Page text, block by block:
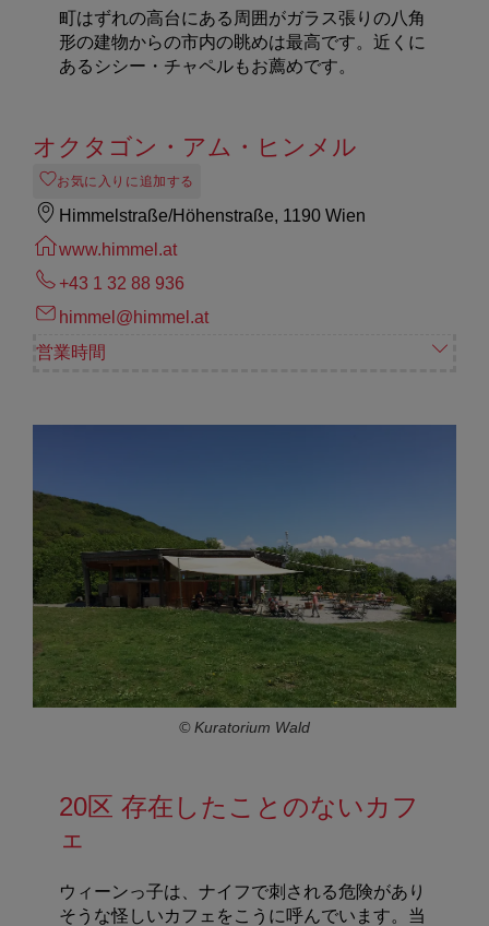
町はずれの高台にある周囲がガラス張りの八角
形の建物からの市内の眺めは最高です。近くに
あるシシー・チャペルもお薦めです。
オクタゴン・アム・ヒンメル
お気に入りに追加する
Himmelstraße/Höhenstraße, 1190 Wien
www.himmel.at
+43 1 32 88 936
himmel@himmel.at
営業時間
© Kuratorium Wald
20区 存在したことのないカフ
ェ
ウィーンっ子は、ナイフで刺される危険があり
そうな怪しいカフェをこうに呼んでいます。当